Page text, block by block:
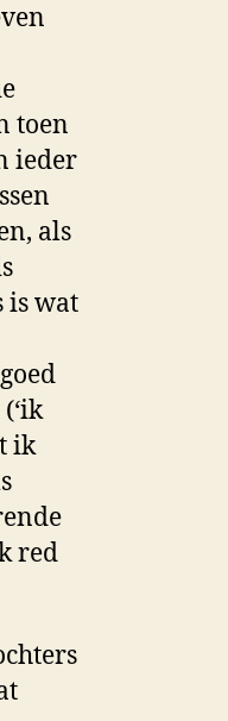
toen
ieder
als
is wat
ik
red